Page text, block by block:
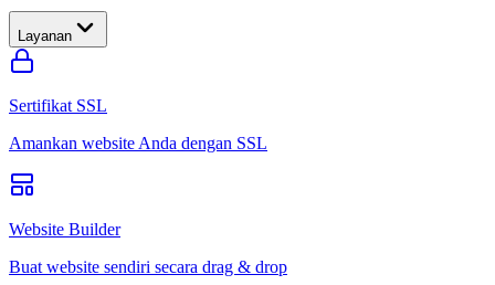
Layanan
Sertifikat SSL
Amankan website Anda dengan SSL
Website Builder
Buat website sendiri secara drag & drop